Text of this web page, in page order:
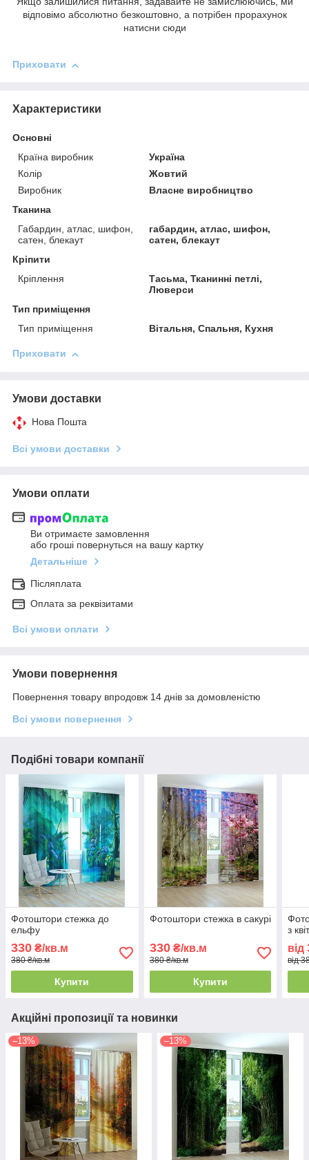
відповімо абсолютно безкоштовно, а потрібен прорахунок
натисни сюди
Приховати
Характеристики
Основні
Країна виробник
Україна
Колір
Жовтий
Виробник
Власне виробництво
Тканина
Габардин, атлас, шифон,
сатен, блекаут
габардин, атлас, шифон,
сатен, блекаут
Кріпити
Кріплення
Тасьма, Тканинні петлі,
Люверси
Тип приміщення
Тип приміщення
Вітальня, Спальня, Кухня
Приховати
Умови доставки
Нова Пошта
Всі умови доставки
Умови оплати
Ви отримаєте замовлення
або гроші повернуться на вашу картку
Детальніше
Післяплата
Оплата за реквізитами
Всі умови оплати
Умови повернення
Повернення товару впродовж 14 днів за домовленістю
Всі умови повернення
Подібні товари компанії
Фотоштори стежка до
ельфу
330 ₴/кв.м
380 ₴/кв.м
Купити
Фотоштори стежка в сакурі
330₴/кв.м
380 ₴/кв.м
Купити
з
від
від
Акційні пропозиції та новинки
–13% –13%